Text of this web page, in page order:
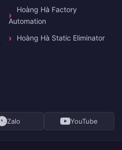
Hoàng Hà Factory
Automation
Hoàng Hà Static Eliminator
Zalo YouTube